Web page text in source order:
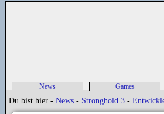
News
Alle News
Games
Spieleliste
Du bist hier - News - Stronghold 3 -